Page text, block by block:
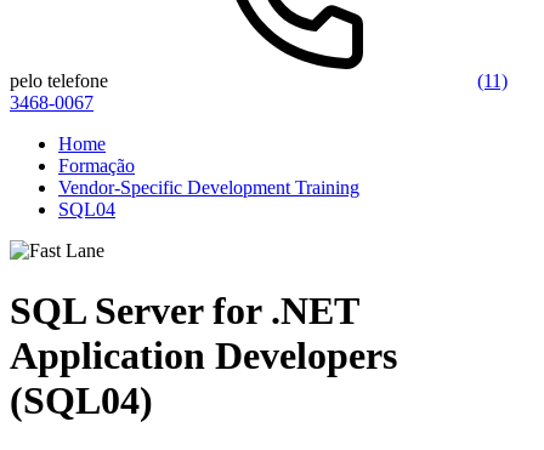
pelo telefone
(11)
3468-0067
Home
Formação
Vendor-Specific Development Training
SQL04
SQL Server for .NET
Application Developers
(SQL04)